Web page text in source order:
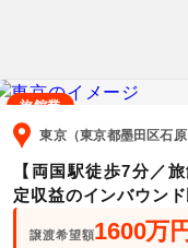
旅館業
東京（東京都墨田区石原
【両国駅徒歩7分／
定収益のインバウン
譲渡希望額1600万円